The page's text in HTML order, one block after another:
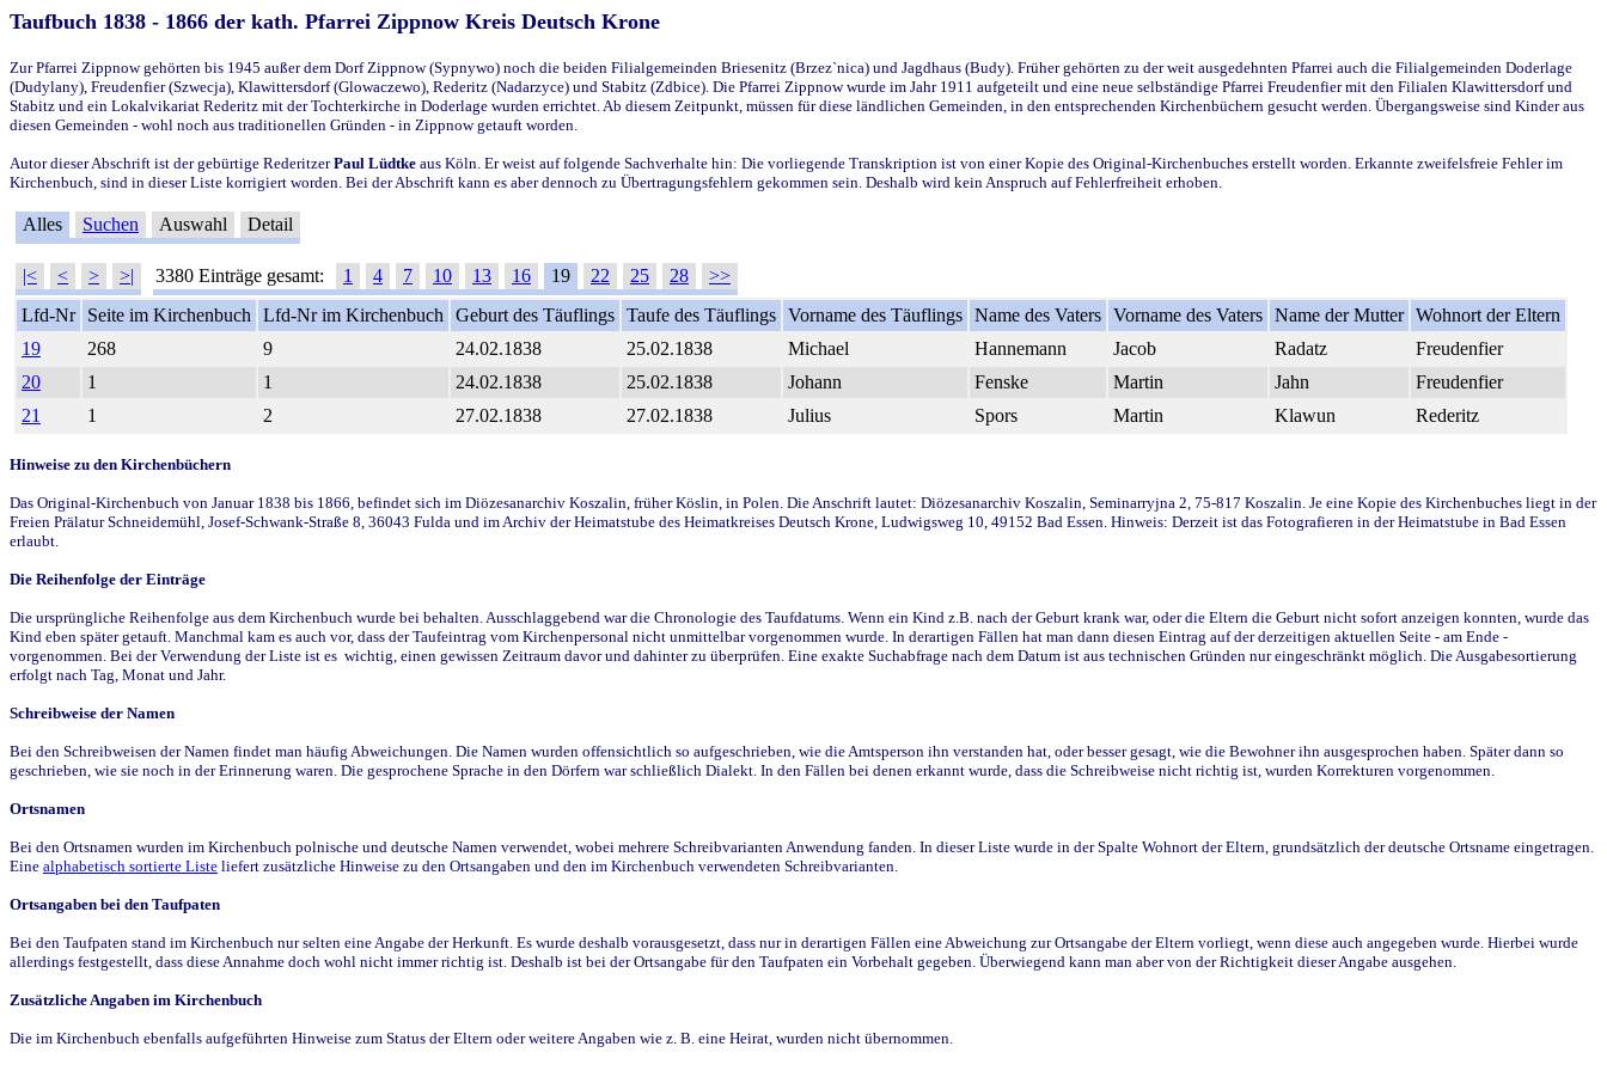
Taufbuch 1838 - 1866 der kath. Pfarrei Zippnow Kreis Deutsch Krone
Zur Pfarrei Zippnow gehörten bis 1945 außer dem Dorf Zippnow (Sypnywo) noch die beiden Filialgemeinden Briesenitz (Brzez`nica) und Jagdhaus (Budy). Früher gehörten zu der weit ausgedehnten Pfarrei auch die Filialgemeinden Doderlage
(Dudylany), Freudenfier (Szwecja), Klawittersdorf (Glowaczewo), Rederitz (Nadarzyce) und Stabitz (Zdbice). Die Pfarrei Zippnow wurde im Jahr 1911 aufgeteilt und eine neue selbständige Pfarrei Freudenfier mit den Filialen Klawittersdorf und
Stabitz und ein Lokalvikariat Rederitz mit der Tochterkirche in Doderlage wurden errichtet. Ab diesem Zeitpunkt, müssen für diese ländlichen Gemeinden, in den entsprechenden Kirchenbüchern gesucht werden. Übergangsweise sind Kinder aus
diesen Gemeinden - wohl noch aus traditionellen Gründen - in Zippnow getauft worden.
Autor dieser Abschrift ist der gebürtige RederitzerPaul Lüdtke aus Köln. Er weist auf folgende Sachverhalte hin: Die vorliegende Transkription ist von einer Kopie des Original-Kirchenbuches erstellt worden. Erkannte zweifelsfreie Fehler im
Kirchenbuch, sind in dieser Liste korrigiert worden. Bei der Abschrift kann es aber dennoch zu Übertragungsfehlern gekommen sein. Deshalb wird kein Anspruch auf Fehlerfreiheit erhoben.
Alles Suchen Auswahl Detail
|< < > >| 3380 Einträge gesamt: 1 4 7 10 13 16 19 22 25 28
>>
Lfd-Nr
Seite im Kirchenbuch Lfd-Nr im Kirchenbuch Geburt des Täuflings Taufe des Täuflings Vorname des Täuflings Name des Vaters Vorname des Vaters Name der Mutter Wohnort der Eltern
19
268 9 24.02.1838 25.02.1838 Michael Hannemann Jacob Radatz
Freudenfier
20
1 1 24.02.1838 25.02.1838 Johann Fenske Martin Jahn
Freudenfier
21
1 2 27.02.1838 27.02.1838 Julius Spors Martin Klawun Rederitz
Hinweise zu den Kirchenbüchern
Das Original-Kirchenbuch von Januar 1838 bis 1866, befindet sich im Diözesanarchiv Koszalin, früher Köslin, in Polen. Die Anschrift lautet: Diözesanarchiv Koszalin, Seminarryjna 2, 75-817 Koszalin. Je eine Kopie des Kirchenbuches liegt in der
Freien Prälatur Schneidemühl, Josef-Schwank-Straße 8, 36043 Fulda und im Archiv der Heimatstube des Heimatkreises Deutsch Krone, Ludwigsweg 10, 49152 Bad Essen. Hinweis: Derzeit ist das Fotografieren in der Heimatstube in Bad Essen
erlaubt.
Die Reihenfolge der Einträge
Die ursprüngliche Reihenfolge aus dem Kirchenbuch wurde bei behalten. Ausschlaggebend war die Chronologie des Taufdatums. Wenn ein Kind z.B. nach der Geburt krank war, oder die Eltern die Geburt nicht sofort anzeigen konnten, wurde das
Kind eben später getauft. Manchmal kam es auch vor, dass der Taufeintrag vom Kirchenpersonal nicht unmittelbar vorgenommen wurde. In derartigen Fällen hat man dann diesen Eintrag auf der derzeitigen aktuellen Seite - am Ende -
vorgenommen. Bei der Verwendung der Liste ist es wichtig, einen gewissen Zeitraum davor und dahinter zu überprüfen. Eine exakte Suchabfrage nach dem Datum ist aus technischen Gründen nur eingeschränkt möglich. Die Ausgabesortierung
erfolgt nach Tag, Monat und Jahr.
Schreibweise der Namen
Bei den Schreibweisen der Namen findet man häufig Abweichungen. Die Namen wurden offensichtlich so aufgeschrieben, wie die Amtsperson ihn verstanden hat, oder besser gesagt, wie die Bewohner ihn ausgesprochen haben. Später dann so
geschrieben, wie sie noch in der Erinnerung waren. Die gesprochene Sprache in den Dörfern war schließlich Dialekt. In den Fällen bei denen erkannt wurde, dass die Schreibweise nicht richtig ist, wurden Korrekturen vorgenommen.
Ortsnamen
Bei den Ortsnamen wurden im Kirchenbuch polnische und deutsche Namen verwendet, wobei mehrere Schreibvarianten Anwendung fanden. In dieser Liste wurde in der Spalte Wohnort der Eltern, grundsätzlich der deutsche Ortsname eingetragen.
Eine alphabetisch sortierte Liste liefert zusätzliche Hinweise zu den Ortsangaben und den im Kirchenbuch verwendeten Schreibvarianten.
Ortsangaben bei den Taufpaten
Bei den Taufpaten stand im Kirchenbuch nur selten eine Angabe der Herkunft. Es wurde deshalb vorausgesetzt, dass nur in derartigen Fällen eine Abweichung zur Ortsangabe der Eltern vorliegt, wenn diese auch angegeben wurde. Hierbei wurde
allerdings festgestellt, dass diese Annahme doch wohl nicht immer richtig ist. Deshalb ist bei der Ortsangabe für den Taufpaten ein Vorbehalt gegeben. Überwiegend kann man aber von der Richtigkeit dieser Angabe ausgehen.
Zusätzliche Angaben im Kirchenbuch
Die im Kirchenbuch ebenfalls aufgeführten Hinweise zum Status der Eltern oder weitere Angaben wie z. B. eine Heirat, wurden nicht übernommen.